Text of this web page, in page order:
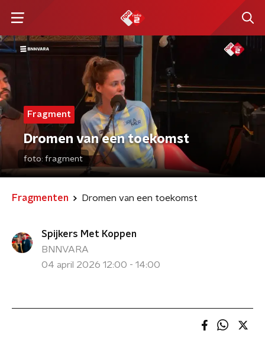
Fragment
Dromen van een toekomst
foto: fragment
Fragmenten Dromen van een toekomst
Spijkers Met Koppen
BNNVARA
04 april 2026 12:00 - 14:00